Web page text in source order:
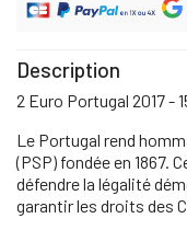
Description
2 Euro Portugal 2017 -
Le Portugal rend
(PSP) fondée en 1867.
défendre la légalité
garantir les droits des